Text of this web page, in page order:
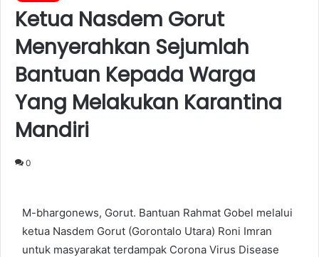
Ketua Nasdem Gorut
Menyerahkan Sejumlah
Bantuan Kepada Warga
Yang Melakukan Karantina
Mandiri
0
M-bhargonews, Gorut. Bantuan Rahmat Gobel melalui
ketua Nasdem Gorut (Gorontalo Utara) Roni Imran
untuk masyarakat terdampak Corona Virus Disease